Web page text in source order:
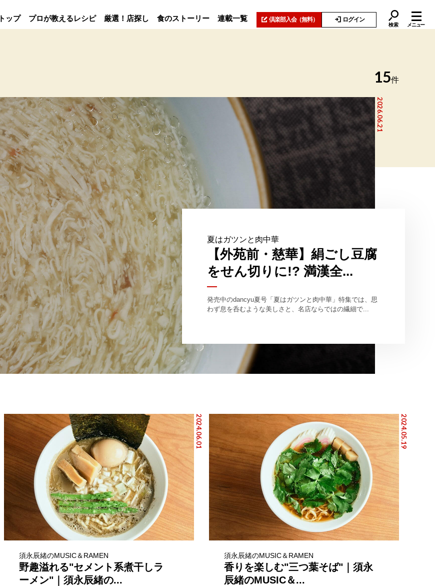
トップ プロが教えるレシピ 厳選！店探し 食のストーリー 連載一覧 倶楽部入会（無料） ログイン
検索 メニュー
15件
2026.06.21
夏はガツンと肉中華
【外苑前・慈華】絹ごし豆腐
をせん切りに!? 満漢全...
発売中のdancyu夏号「夏はガツンと肉中華」特集では、思
わず息を呑むような美しさと、名店ならではの繊細で...
2024.06.01
須永辰緒のMUSIC＆RAMEN
野趣溢れる"セメント系煮干しラ
ーメン"｜須永辰緒の...
2024.05.19
須永辰緒のMUSIC＆RAMEN
香りを楽しむ"三つ葉そば"｜須永
辰緒のMUSIC＆...